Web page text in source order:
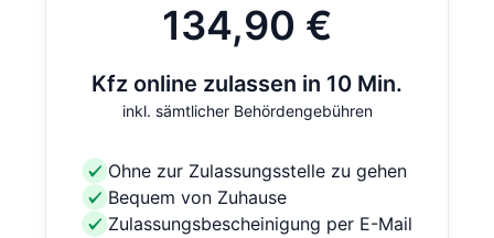
134,90 €
Kfz online zulassen in 10 Min.
inkl. sämtlicher Behördengebühren
Ohne zur Zulassungsstelle zu gehen
Bequem von Zuhause
Zulassungsbescheinigung per E-Mail